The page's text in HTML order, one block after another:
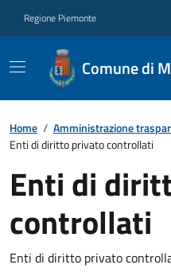
Regione Piemonte
Comune di
Home / Amministrazione
Enti di diritto privato controllati
Enti di
controllati
Enti di diritto privato